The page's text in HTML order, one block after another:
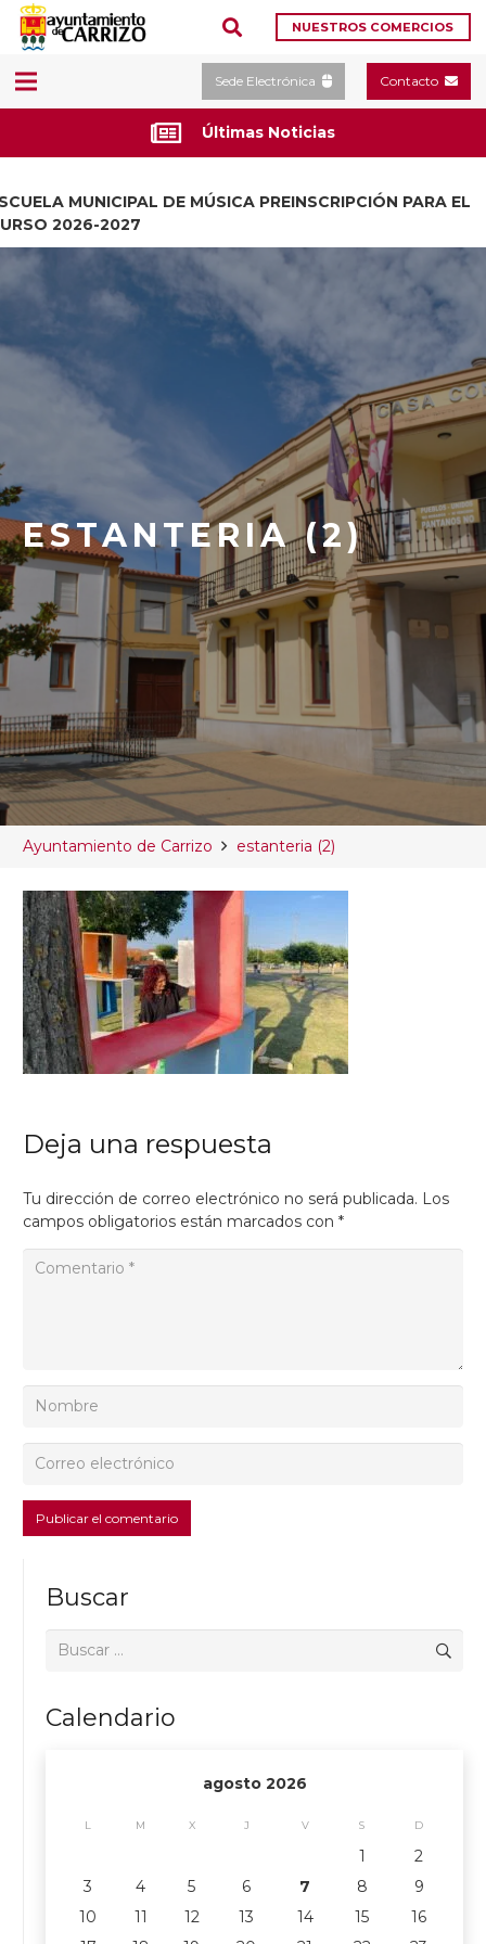
NUESTROS COMERCIOS
Sede Electrónica Contacto
Últimas Noticias
MUNICIPAL DE MÚSICA PREINSCRIPCIÓN PARA EL
2026-2027
ESTANTERIA (2)
Ayuntamiento de Carrizo estanteria (2)
Deja una respuesta
Tu dirección de correo electrónico no será publicada. Los
campos obligatorios están marcados con *
Publicar el comentario
Buscar
Buscar:
Calendario
agosto 2026
L M X J V S D
1
2
3
4 5 6 7 8
9
10
11 12 13 14 15
16